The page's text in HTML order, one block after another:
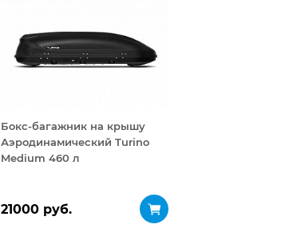
Бокс-багажник на крышу
Аэродинамический Turino
Medium 460 л
21000 руб.